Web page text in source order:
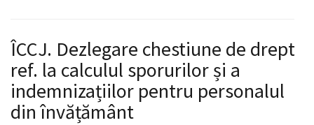
ÎCCJ. Dezlegare chestiune de drept
ref. la calculul sporurilor și a
indemnizațiilor pentru personalul
din învățământ